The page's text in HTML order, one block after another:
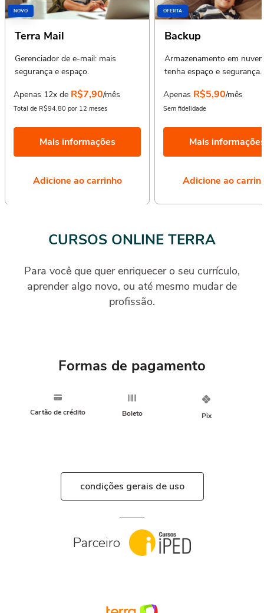
NOVO
Terra Mail
Gerenciador de e-mail: mais
segurança e espaço.
Apenas 12x de R$7,90/mês
Total de R$94,80 por 12 meses
Mais informações
Adicione ao carrinho
OFERTA
Backup
Armazenamento em
tenha espaço e segurança.
Apenas R$5,90/mês
Sem fidelidade
Mais
Adicione ao
CURSOS ONLINE TERRA
Para você que quer enriquecer o seu currículo,
aprender algo novo, ou até mesmo mudar de
profissão.
Formas de pagamento
Cartão de crédito Boleto Pix
condições gerais de uso
Parceiro